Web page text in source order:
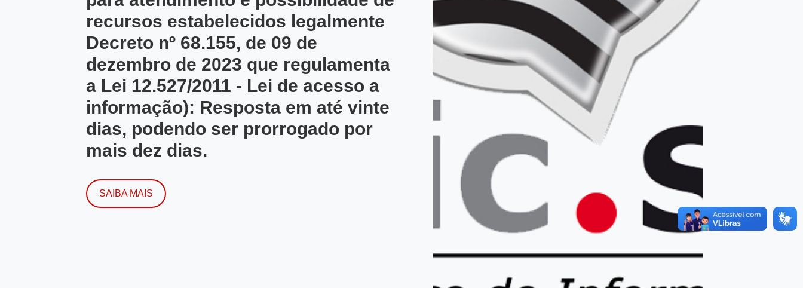
recursos estabelecidos legalmente
Decreto nº 68.155, de 09 de
dezembro de 2023 que regulamenta
a Lei 12.527/2011 - Lei de acesso a
informação): Resposta em até vinte
dias, podendo ser prorrogado por
mais dez dias.
SAIBA MAIS